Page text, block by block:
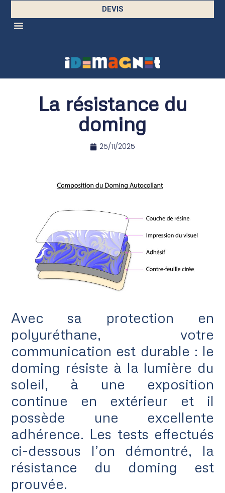
DEVIS
La résistance du
doming
25/11/2025
Avec sa protection en
polyuréthane, votre
communication est durable : le
doming résiste à la lumière du
soleil, à une exposition
continue en extérieur et il
possède une excellente
adhérence. Les tests effectués
ci-dessous l’on démontré, la
résistance du doming est
prouvée.